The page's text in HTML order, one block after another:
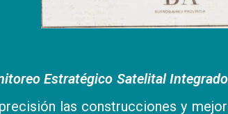
Estratégico Satelital
las construcciones y